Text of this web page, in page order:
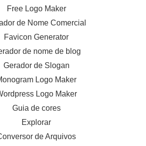
Free Logo Maker
de Nome Comercial
Favicon Generator
de nome de blog
Gerador de Slogan
Logo Maker
Logo Maker
Guia de cores
Explorar
de Arquivos